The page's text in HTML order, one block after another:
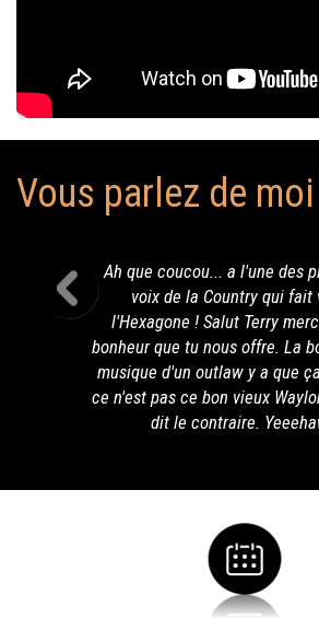
Vous parlez de
Ah que coucou... a l'une des
voix de la Country qui fait
l'Hexagone ! Salut Terry
bonheur que tu nous offre. La
musique d'un outlaw y a que
ce n'est pas ce bon vieux
dit le contraire.